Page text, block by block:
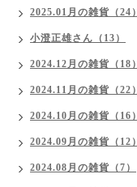
2025.01月の雑貨（24）
小澄正雄さん（13）
2024.12月の雑貨（18）
2024.11月の雑貨（22）
2024.10月の雑貨（16）
2024.09月の雑貨（12）
2024.08月の雑貨（7）